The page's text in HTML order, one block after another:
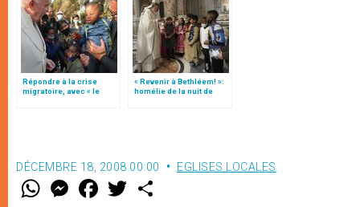
Répondre à la crise
migratoire, avec « le
« Revenir à Bethléem! »:
homélie de la nuit de
Noël (texte complet)
DÉCEMBRE 18, 2008 00:00 EGLISES LOCALES
W M
e
F
a w